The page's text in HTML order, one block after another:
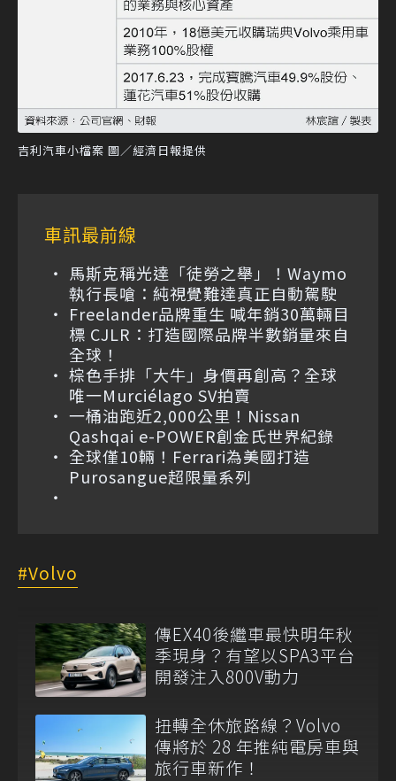
吉利汽車小檔案 圖／經濟日報提供
車訊最前線
馬斯克稱光達「徒勞之舉」！Waymo
執行長嗆：純視覺難達真正自動駕駛
Freelander品牌重生 喊年銷30萬輛目
標 CJLR：打造國際品牌半數銷量來自
全球！
棕色手排「大牛」身價再創高？全球
唯一Murciélago SV拍賣
一桶油跑近2,000公里！Nissan
Qashqai e-POWER創金氏世界紀錄
全球僅10輛！Ferrari為美國打造
Purosangue超限量系列
Volvo
傳EX40後繼車最快明年秋
季現身？有望以SPA3平台
開發注入800V動力
扭轉全休旅路線？Volvo
傳將於 28 年推純電房車與
旅行車新作！